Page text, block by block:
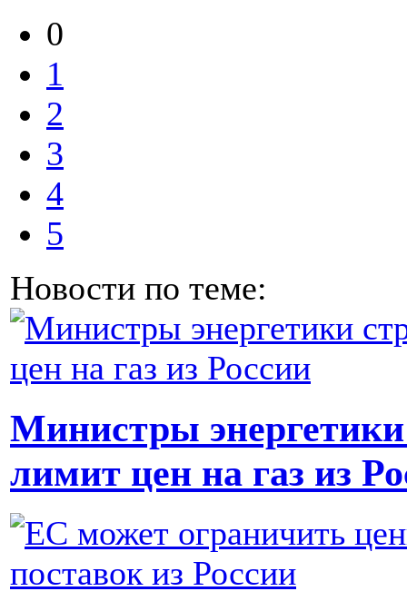
0
1
2
3
4
5
Новости по теме:
Министры
лимит цен на газ из